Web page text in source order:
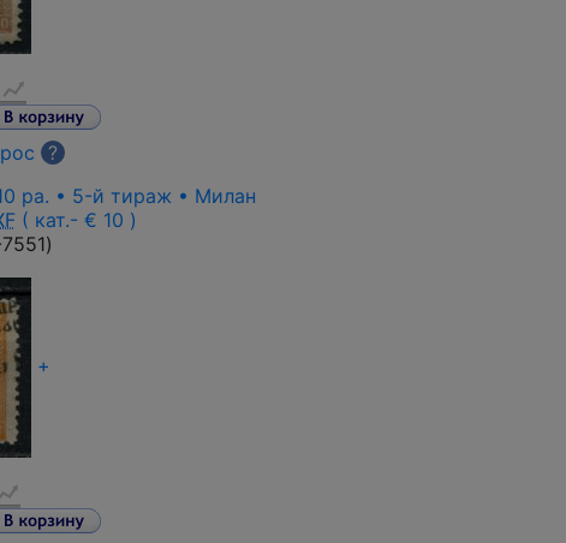
?
pa. • 5-й тираж • Милан
( кат.- € 10 )
)
+